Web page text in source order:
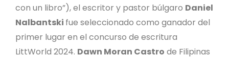
con un libro”), el escritor y pastor búlgaro Daniel
Nalbantski fue seleccionado como ganador del
primer lugar en el concurso de escritura
LittWorld 2024. Dawn Moran Castro de Filipinas